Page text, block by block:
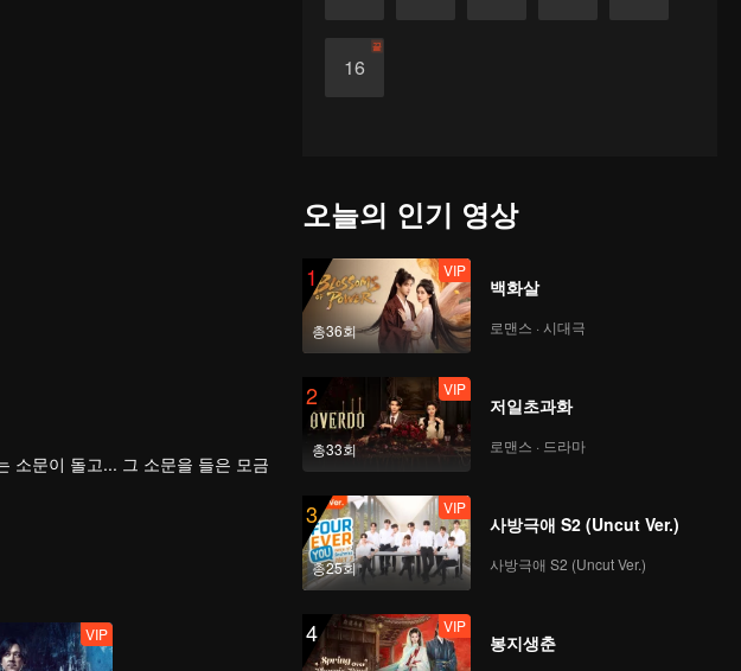
16
끝
소문이 돌고... 그 소문을 들은 모금
VIP
오늘의 인기 영상
1
총36회
VIP
백화살
로맨스 · 시대극
2
총33회
VIP
저일초과화
로맨스 · 드라마
3
총25회
VIP
사방극애 S2 (Uncut Ver.)
사방극애 S2 (Uncut Ver.)
4 VIP
봉지생춘